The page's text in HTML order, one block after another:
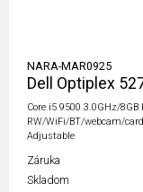
NARA-MAR0925
Dell Optiplex
Core i5 9500 3.0GHz/8GB
RW/WiFi/BT/webcam/
Adjustable
Záruka
Skladom